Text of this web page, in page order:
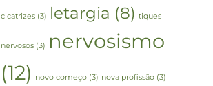
cicatrizes(3) letargia (8) tiques
nervosos(3) nervosismo
(12)
novo começo(3) nova profissão(3)